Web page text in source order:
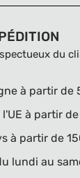
du
à partir de
à partir
à partir de
lundi au